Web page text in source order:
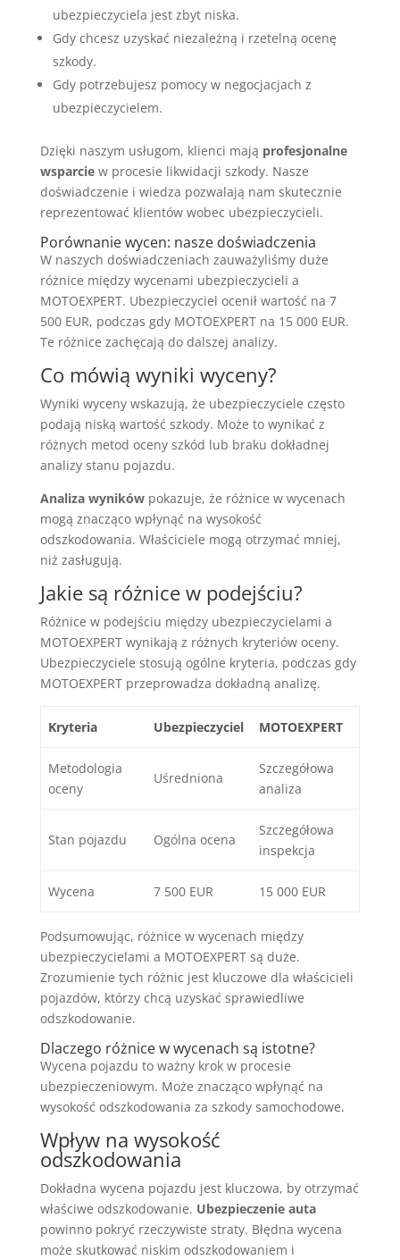
ubezpieczyciela jest zbyt niska.
Gdy chcesz uzyskać niezależną i rzetelną ocenę
szkody.
Gdy potrzebujesz pomocy w negocjacjach z
ubezpieczycielem.
Dzięki naszym usługom, klienci mają profesjonalne
wsparciew procesie likwidacji szkody. Nasze
doświadczenie i wiedza pozwalają nam skutecznie
reprezentować klientów wobec ubezpieczycieli.
Porównanie wycen: nasze doświadczenia
W naszych doświadczeniach zauważyliśmy duże
różnice między wycenami ubezpieczycieli a
MOTOEXPERT. Ubezpieczyciel ocenił wartość na 7
500 EUR, podczas gdy MOTOEXPERT na 15 000 EUR.
Te różnice zachęcają do dalszej analizy.
Co mówią wyniki wyceny?
Wyniki wyceny wskazują, że ubezpieczyciele często
podają niską wartość szkody. Może to wynikać z
różnych metod oceny szkód lub braku dokładnej
analizy stanu pojazdu.
Analiza wynikówpokazuje, że różnice w wycenach
mogą znacząco wpłynąć na wysokość
odszkodowania. Właściciele mogą otrzymać mniej,
niż zasługują.
Jakie są różnice w podejściu?
Różnice w podejściu między ubezpieczycielami a
MOTOEXPERT wynikają z różnych kryteriów oceny.
Ubezpieczyciele stosują ogólne kryteria, podczas gdy
MOTOEXPERT przeprowadza dokładną analizę.
Kryteria Ubezpieczyciel MOTOEXPERT
Metodologia
oceny
Uśredniona
Szczegółowa
analiza
Stan pojazdu Ogólna ocena
Szczegółowa
inspekcja
Wycena 7 500 EUR 15 000 EUR
Podsumowując, różnice w wycenach między
ubezpieczycielami a MOTOEXPERT są duże.
Zrozumienie tych różnic jest kluczowe dla właścicieli
pojazdów, którzy chcą uzyskać sprawiedliwe
odszkodowanie.
Dlaczego różnice w wycenach są istotne?
Wycena pojazdu to ważny krok w procesie
ubezpieczeniowym. Może znacząco wpłynąć na
wysokość odszkodowania za szkody samochodowe.
Wpływ na wysokość
odszkodowania
Dokładna wycena pojazdu jest kluczowa, by otrzymać
właściwe odszkodowanie. Ubezpieczenie auta
powinno pokryć rzeczywiste straty. Błędna wycena
może skutkować niskim odszkodowaniem i